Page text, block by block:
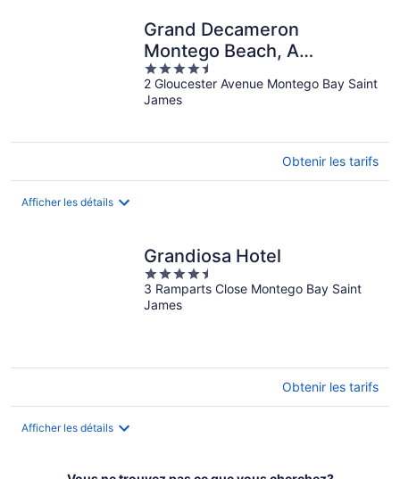
Grand Decameron
Montego Beach, A
Trademark All Inc
4.5
out
of
2 Gloucester Avenue Montego Bay Saint
James
Obtenir les tarifs
Afficher les détails
Grandiosa Hotel
4.5
out
of
3 Ramparts Close Montego Bay Saint
James
Obtenir les tarifs
Afficher les détails